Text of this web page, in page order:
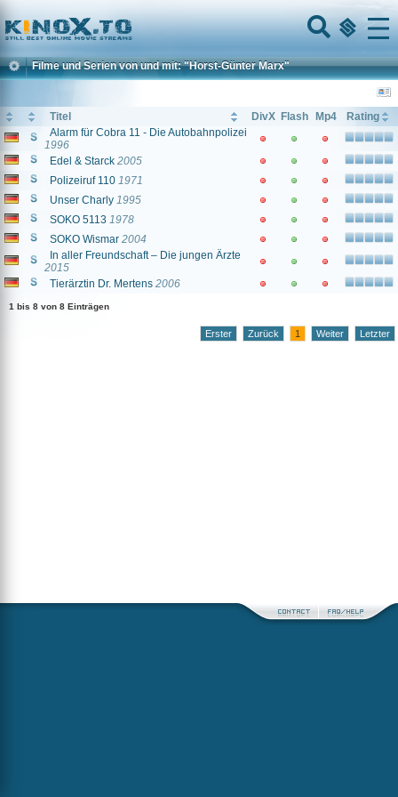
Home
Menu
Filme und Serien von und mit: "Horst-Günter Marx"
Titel DivX Flash Mp4
Rating
Alarm für Cobra 11 - Die Autobahnpolizei
1996
Edel & Starck 2005
Polizeiruf 110 1971
Unser Charly 1995
SOKO 5113 1978
SOKO Wismar 2004
In aller Freundschaft – Die jungen Ärzte
2015
Tierärztin Dr. Mertens 2006
1 bis 8 von 8 Einträgen
Erster Zurück 1 Weiter Letzter